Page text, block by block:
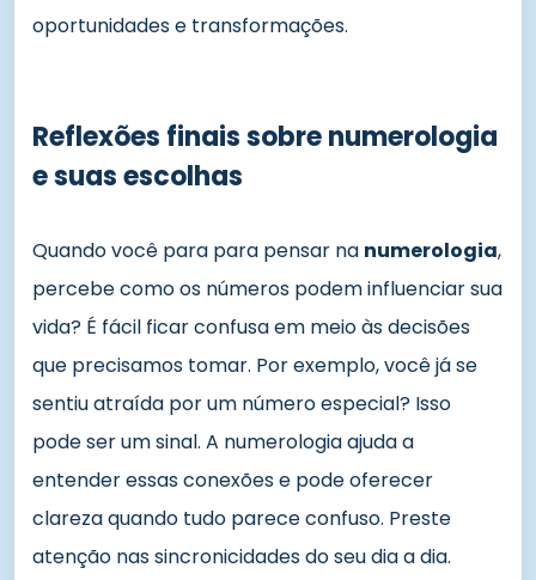
oportunidades e transformações.
Reflexões finais sobre numerologia
e suas escolhas
Quando você para para pensar na numerologia,
percebe como os números podem influenciar sua
vida? É fácil ficar confusa em meio às decisões
que precisamos tomar. Por exemplo, você já se
sentiu atraída por um número especial? Isso
pode ser um sinal. A numerologia ajuda a
entender essas conexões e pode oferecer
clareza quando tudo parece confuso. Preste
atenção nas sincronicidades do seu dia a dia.